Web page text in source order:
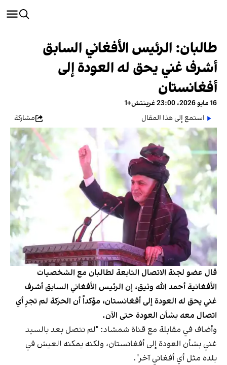
طالبان: الرئيس الأفغاني السابق
أشرف غني يحق له العودة إلى
أفغانستان
16 مايو 2026، 23:00 غرينتش+1
استمع إلى هذا المقال
مشاركة
قال عضو لجنة الاتصال التابعة لطالبان مع الشخصيات
الأفغانية أحمد الله وثيق، إن الرئيس الأفغاني السابق أشرف
غني يحق له العودة إلى أفغانستان، مؤكداً أن الحركة لم تجرِ أي
اتصال معه بشأن العودة حتى الآن.
وأضاف في مقابلة مع قناة شمشاد: "لم نتصل بعد بالسيد
غني بشأن العودة إلى أفغانستان، ولكنه يمكنه العيش في
بلده مثل أي أفغاني آخر".